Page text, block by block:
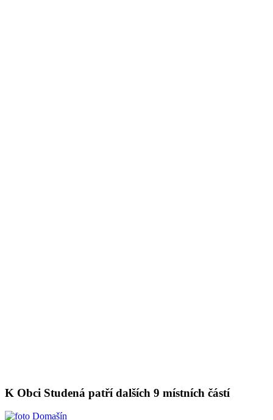
K Obci Studená patří dalších 9 místních částí
Domašín